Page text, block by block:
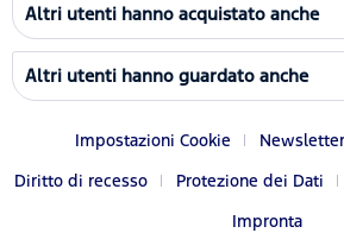
Altri utenti hanno acquistato anche
Altri utenti hanno guardato anche
Impostazioni Cookie Newsletter
Diritto di recesso
Protezione dei Dati
Impronta